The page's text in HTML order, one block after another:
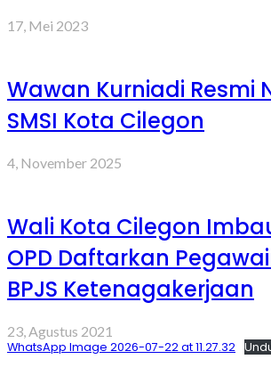
17, Mei 2023
Wawan Kurniadi Resmi
SMSI Kota Cilegon
4, November 2025
Wali Kota Cilegon
OPD Daftarkan
BPJS Ketenagakerjaan
23, Agustus 2021
WhatsApp Image 2026-07-22 at 11.27.32